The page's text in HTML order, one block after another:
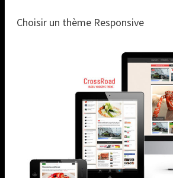
Choisir un thème Responsive